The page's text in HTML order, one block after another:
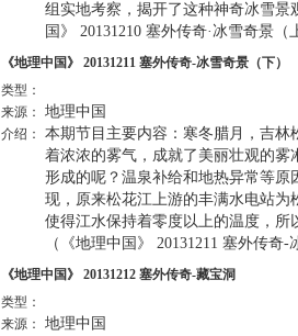
组实地考察，揭开了这种神奇冰雪景
国》 20131210 塞外传奇·冰雪奇景（
《地理中国》 20131211 塞外传奇-冰雪奇景（下）
类型：
来源：
地理中国
介绍：
本期节目主要内容：寒冬腊月，吉林
着浓浓的雾气，成就了美丽壮观的雾
形成的呢？温泉补给和地热异常等原
现，原来松花江上游的丰满水电站为
使得江水保持着零度以上的温度，所
（《地理中国》 20131211 塞外传奇
《地理中国》 20131212 塞外传奇-藏宝洞
类型：
来源：
地理中国